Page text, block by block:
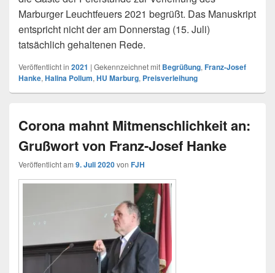
Marburger Leuchtfeuers 2021 begrüßt. Das Manuskript
entspricht nicht der am Donnerstag (15. Juli)
tatsächlich gehaltenen Rede.
Veröffentlicht in 2021 | Gekennzeichnet mit Begrüßung, Franz-Josef
Hanke, Halina Pollum, HU Marburg, Preisverleihung
Corona mahnt Mitmenschlichkeit an:
Grußwort von Franz-Josef Hanke
Veröffentlicht am 9. Juli 2020von FJH